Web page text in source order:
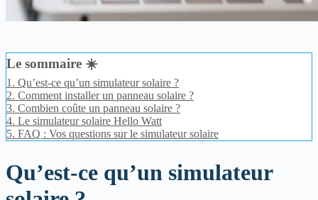
Le sommaire ☀️
1. Qu’est-ce qu’un simulateur solaire ?
2. Comment installer un panneau solaire ?
3. Combien coûte un panneau solaire ?
4. Le simulateur solaire Hello Watt
5. FAQ : Vos questions sur le simulateur solaire
Qu’est-ce qu’un simulateur